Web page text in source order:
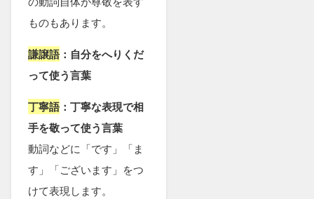
ものもあります。
謙譲語：自分をへりくだ
って使う言葉
丁寧語：丁寧な表現で相
手を敬って使う言葉
動詞などに「です」「ま
す」「ございます」をつ
けて表現します。